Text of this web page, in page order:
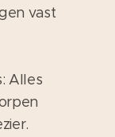
vast
Alles